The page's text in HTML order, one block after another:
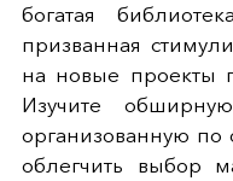
богатая
призванная
на новые проекты
Изучите
организованную по
облегчить выбор